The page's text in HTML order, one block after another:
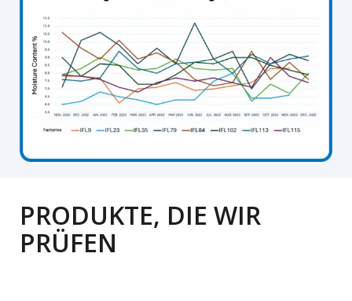
PRODUKTE, DIE WIR
PRÜFEN